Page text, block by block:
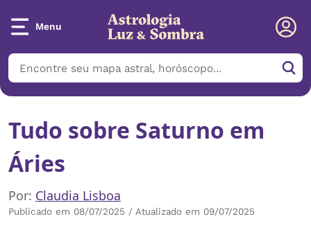
Menu
Tudo sobre Saturno em
Áries
Por: Claudia Lisboa
Publicado em 08/07/2025 / Atualizado em 09/07/2025